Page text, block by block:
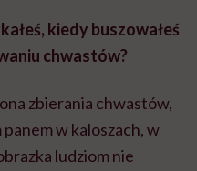
kiedy buszowałeś
chwastów?
zbierania chwastów,
w kaloszach, w
ludziom nie